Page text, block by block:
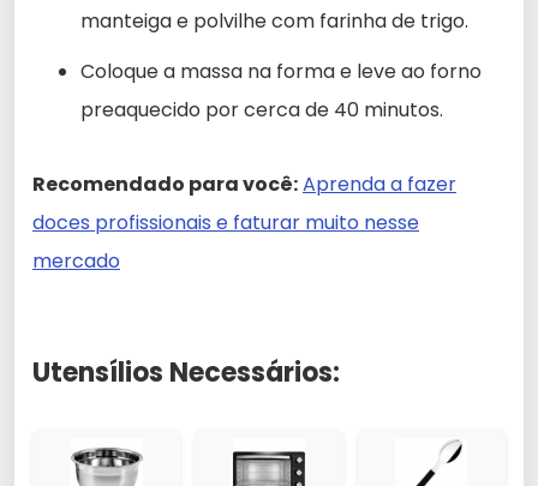
manteiga e polvilhe com farinha de trigo.
Coloque a massa na forma e leve ao forno
preaquecido por cerca de 40 minutos.
Recomendado para você:Aprenda a fazer
doces profissionais e faturar muito nesse
mercado
Utensílios Necessários: